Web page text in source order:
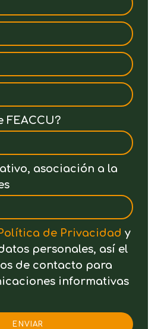
FEACCU?
asociación a la
de Privacidad y
personales, así el
de contacto para
informativas
ENVIAR